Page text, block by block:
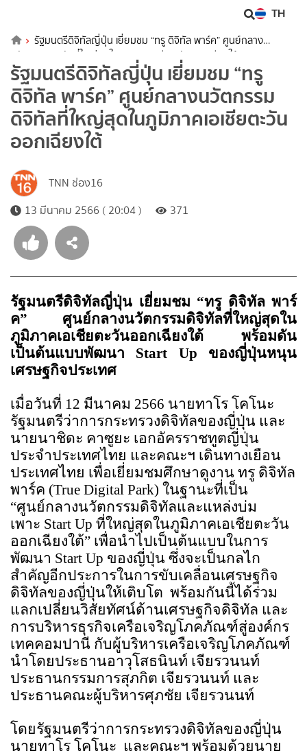
TH
รัฐมนตรีดิจิทัลญี่ปุ่น เยี่ยมชม “ทรู ดิจิทัล พาร์ค” ศูนย์กลาง
นวัตกรรมดิจิทัลที่ใหญ่สุดในภูมิภาคเอเชียตะวันออกเฉียงใต้
รัฐมนตรีดิจิทัลญี่ปุ่น เยี่ยมชม “ทรู
ดิจิทัล พาร์ค” ศูนย์กลางนวัตกรรม
ดิจิทัลที่ใหญ่สุดในภูมิภาคเอเชียตะวัน
ออกเฉียงใต้
TNN ช่อง16
13 มีนาคม 2566 ( 20:04 )
371
รัฐมนตรีดิจิทัลญี่ปุ่น เยี่ยมชม “ทรู ดิจิทัล พาร์
ค” ศูนย์กลางนวัตกรรมดิจิทัลที่ใหญ่สุดใน
ภูมิภาคเอเชียตะวันออกเฉียงใต้ พร้อมดัน
เป็นต้นแบบพัฒนา Start Up ของญี่ปุ่นหนุน
เศรษฐกิจประเทศ
เมื่อวันที่ 12 มีนาคม 2566 นายทาโร โคโนะ
รัฐมนตรีว่าการกระทรวงดิจิทัลของญี่ปุ่น และ
นายนาชิดะ คาซูยะ เอกอัครราชทูตญี่ปุ่น
ประจำประเทศไทย และคณะฯ เดินทางเยือน
ประเทศไทย เพื่อเยี่ยมชมศึกษาดูงาน ทรู ดิจิทัล
พาร์ค (True Digital Park) ในฐานะที่เป็น
“ศูนย์กลางนวัตกรรมดิจิทัลและแหล่งบ่ม
เพาะ Start Up ที่ใหญ่สุดในภูมิภาคเอเชียตะวัน
ออกเฉียงใต้” เพื่อนำไปเป็นต้นแบบในการ
พัฒนา Start Up ของญี่ปุ่น ซึ่งจะเป็นกลไก
สำคัญอีกประการในการขับเคลื่อนเศรษฐกิจ
ดิจิทัลของญี่ปุ่นให้เติบโต  พร้อมกันนี้ได้ร่วม
แลกเปลี่ยนวิสัยทัศน์ด้านเศรษฐกิจดิจิทัล และ
การบริหารธุรกิจเครือเจริญโภคภัณฑ์สู่องค์กร
เทคคอมปานี กับผู้บริหารเครือเจริญโภคภัณฑ์
นำโดยประธานอาวุโสธนินท์ เจียรวนนท์
ประธานกรรมการสุภกิต เจียรวนนท์ และ
ประธานคณะผู้บริหารศุภชัย เจียรวนนท์
โดยรัฐมนตรีว่าการกระทรวงดิจิทัลของญี่ปุ่น
นายทาโร โคโนะ  และคณะฯ พร้อมด้วยนาย